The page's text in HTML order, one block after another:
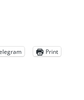
Print